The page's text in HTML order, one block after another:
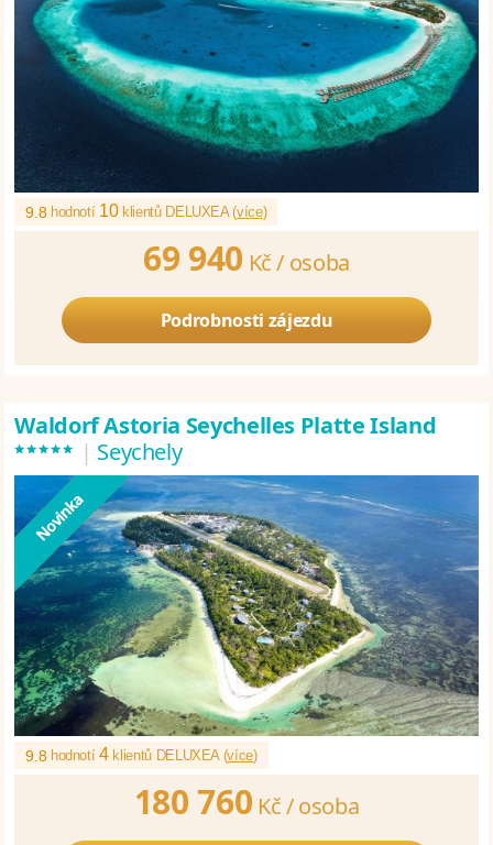
9.8 hodnotí 10klientů DELUXEA (více)
69 940 Kč / osoba
Podrobnosti zájezdu
Waldorf Astoria Seychelles Platte Island
***** | Seychely
9.8 hodnotí4klientů DELUXEA (více)
180 760 Kč /osoba